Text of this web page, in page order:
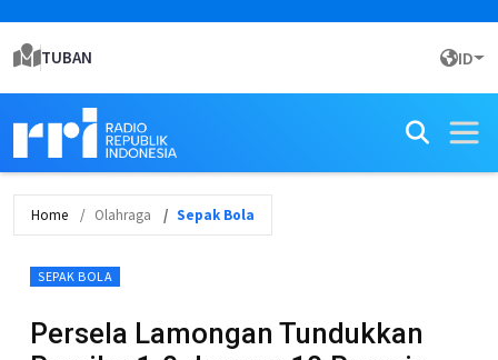
TUBAN ID
Home Olahraga Sepak Bola
SEPAK BOLA
Persela Lamongan Tundukkan